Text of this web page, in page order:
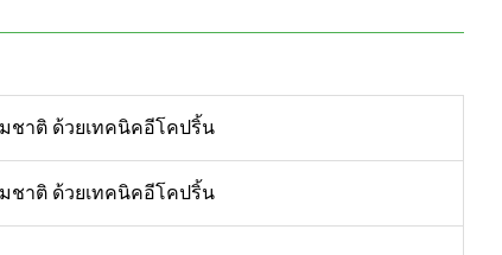
ชาติ ด้วยเทคนิคอีโคปริ้น
ชาติ ด้วยเทคนิคอีโคปริ้น